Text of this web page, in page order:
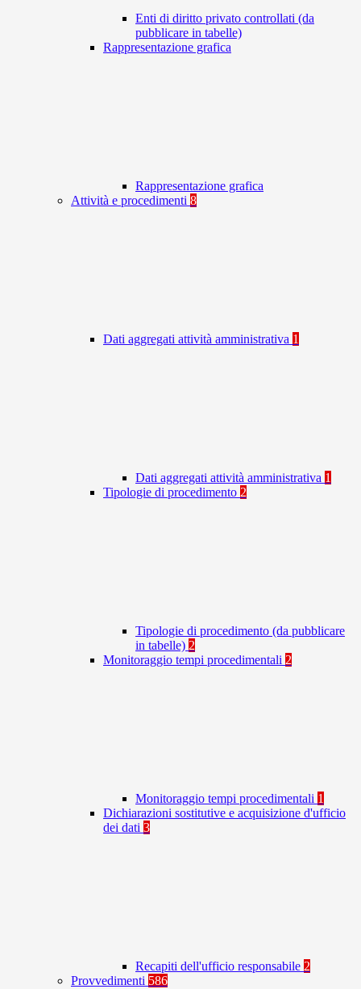
Enti di diritto privato controllati (da
pubblicare in tabelle)
Rappresentazione grafica
Rappresentazione grafica
Attività e procedimenti 8
Dati aggregati attività amministrativa 1
Dati aggregati attività amministrativa 1
Tipologie di procedimento 2
Tipologie di procedimento (da pubblicare
in tabelle) 2
Monitoraggio tempi procedimentali 2
Monitoraggio tempi procedimentali 1
Dichiarazioni sostitutive e acquisizione d'ufficio
dei dati 3
Recapiti dell'ufficio responsabile 2
Provvedimenti 586